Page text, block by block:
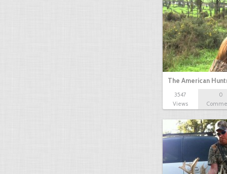
The American
3547
Views
0